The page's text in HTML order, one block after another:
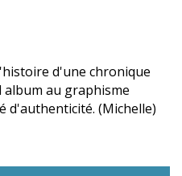
d'une chronique
album au graphisme
d'authenticité. (Michelle)